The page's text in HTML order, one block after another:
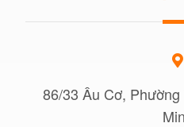
86/33 Âu Cơ,